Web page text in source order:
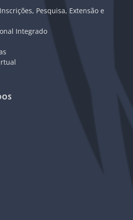
Pesquisa, Extensão e
Integrado